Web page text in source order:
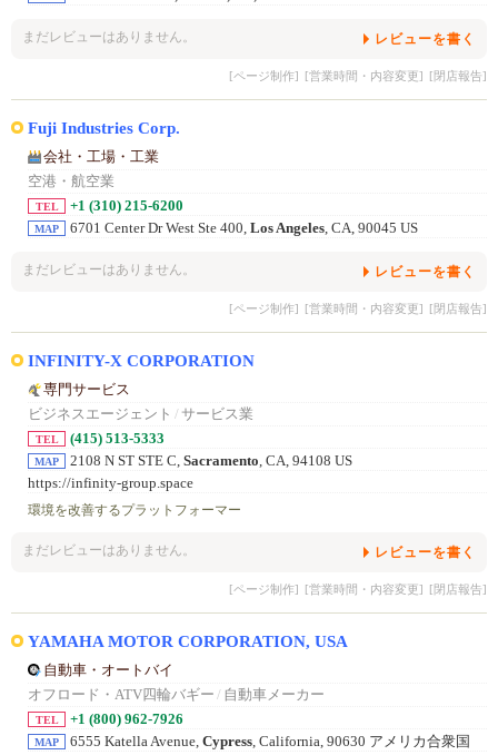
まだレビューはありません。 レビューを書く
[ページ制作] [営業時間・内容変更] [閉店報告]
Fuji Industries Corp.
会社・工場・工業
空港・航空業
TEL +1 (310) 215-6200
MAP 6701 Center Dr West Ste 400, Los Angeles, CA, 90045 US
まだレビューはありません。 レビューを書く
[ページ制作] [営業時間・内容変更] [閉店報告]
INFINITY-X CORPORATION
専門サービス
ビジネスエージェント / サービス業
TEL (415) 513-5333
MAP 2108 N ST STE C, Sacramento, CA, 94108 US
https://infinity-group.space
環境を改善するプラットフォーマー
まだレビューはありません。 レビューを書く
[ページ制作] [営業時間・内容変更] [閉店報告]
YAMAHA MOTOR CORPORATION, USA
自動車・オートバイ
オフロード・ATV四輪バギー / 自動車メーカー
TEL +1 (800) 962-7926
MAP 6555 Katella Avenue, Cypress, California, 90630 アメリカ合衆国